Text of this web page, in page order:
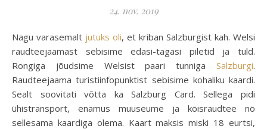
24. nov. 2019
Nagu varasemalt jutuks oli, et kriban Salzburgist kah. Welsi
raudteejaamast sebisime edasi-tagasi piletid ja tuld.
Rongiga jõudsime Welsist paari tunniga Salzburgi.
Raudteejaama turistiinfopunktist sebisime kohaliku kaardi.
Sealt soovitati võtta ka Salzburg Card. Sellega pidi
ühistransport, enamus muuseume ja köisraudtee nö
sellesama kaardiga olema. Kaart maksis miski 18 eurtsi,